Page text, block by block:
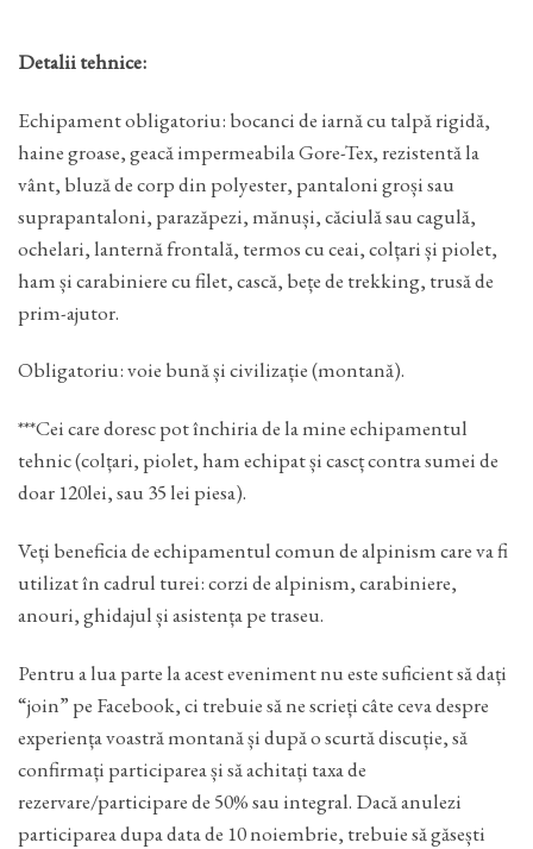
Detalii tehnice:
Echipament obligatoriu: bocanci de iarnă cu talpă rigidă,
haine groase, geacă impermeabila Gore-Tex, rezistentă la
vânt, bluză de corp din polyester, pantaloni groși sau
suprapantaloni, parazăpezi, mănuși, căciulă sau cagulă,
ochelari, lanternă frontală, termos cu ceai, colțari și piolet,
ham și carabiniere cu filet, cască, bețe de trekking, trusă de
prim-ajutor.
Obligatoriu: voie bună și civilizație (montană).
***Cei care doresc pot închiria de la mine echipamentul
tehnic (colțari, piolet, ham echipat și cascț contra sumei de
doar 120lei, sau 35 lei piesa).
Veți beneficia de echipamentul comun de alpinism care va fi
utilizat în cadrul turei: corzi de alpinism, carabiniere,
anouri, ghidajul și asistența pe traseu.
Pentru a lua parte la acest eveniment nu este suficient să dați
“join” pe Facebook, ci trebuie să ne scrieți câte ceva despre
experiența voastră montană și după o scurtă discuție, să
confirmați participarea și să achitați taxa de
rezervare/participare de 50% sau integral. Dacă anulezi
participarea dupa data de 10 noiembrie, trebuie să găsești